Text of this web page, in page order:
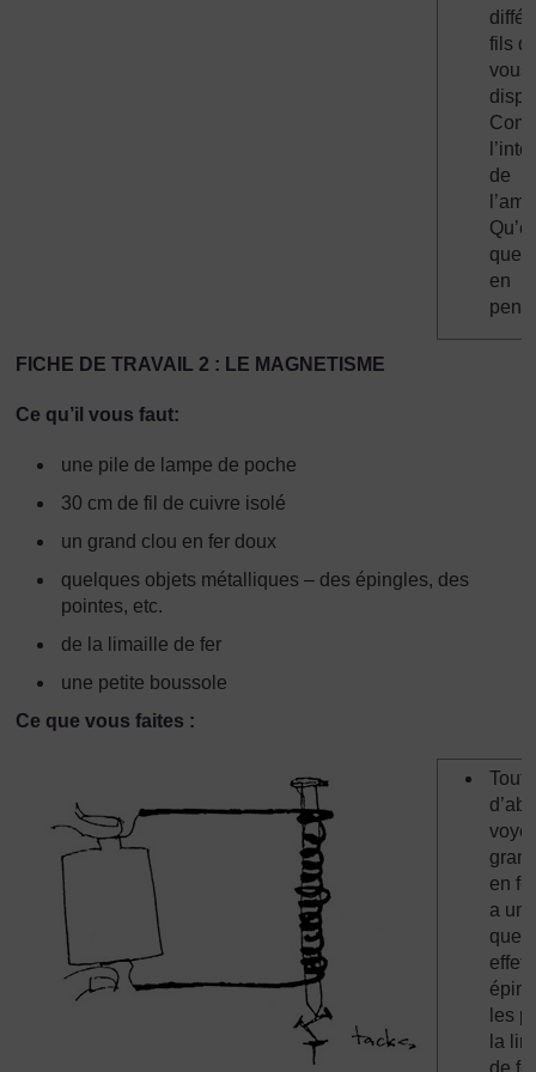
fils
vous
de
que
en
FICHE DE TRAVAIL 2 : LE MAGNETISME
Ce qu’il vous faut:
une pile de lampe de poche
30 cm de fil de cuivre isolé
un grand clou en fer doux
quelques objets métalliques – des épingles, des
pointes, etc.
de la limaille de fer
une petite boussole
Ce que vous faites :
Tout
en
a un
effet
les
la
de